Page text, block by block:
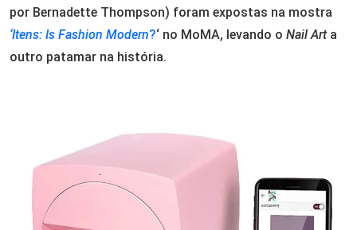
por Bernadette Thompson) foram expostas na mostra
‘Itens: Is Fashion Modern?‘ no MoMA, levando o Nail Art a
outro patamar na história.